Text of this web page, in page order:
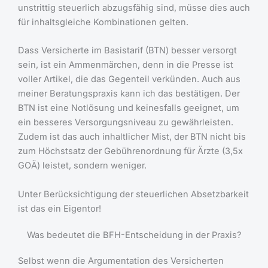
unstrittig steuerlich abzugsfähig sind, müsse dies auch
für inhaltsgleiche Kombinationen gelten.
Dass Versicherte im Basistarif (BTN) besser versorgt
sein, ist ein Ammenmärchen, denn in die Presse ist
voller Artikel, die das Gegenteil verkünden. Auch aus
meiner Beratungspraxis kann ich das bestätigen. Der
BTN ist eine Notlösung und keinesfalls geeignet, um
ein besseres Versorgungsniveau zu gewährleisten.
Zudem ist das auch inhaltlicher Mist, der BTN nicht bis
zum Höchstsatz der Gebührenordnung für Ärzte (3,5x
GOÄ) leistet, sondern weniger.
Unter Berücksichtigung der steuerlichen Absetzbarkeit
ist das ein Eigentor!
Was bedeutet die BFH-Entscheidung in der Praxis?
Selbst wenn die Argumentation des Versicherten